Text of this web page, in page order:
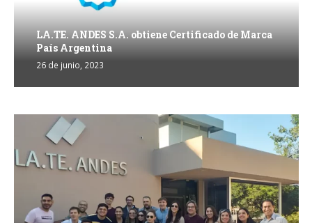
LA.TE. ANDES S.A. obtiene Certificado de Marca
País Argentina
26 de junio, 2023